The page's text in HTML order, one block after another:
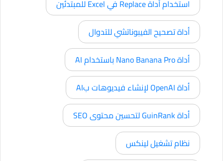
استخدام أداة Replace في Excel للمبتدئين
أداة تصحيح الفيبوناتشي للتدوال
أداة Nano Banana Pro باستخدام AI
أداة OpenAI لإنشاء فيديوهات بAI
أداة GuinRank لتحسين محتوى SEO
نظام تشغيل لينكس